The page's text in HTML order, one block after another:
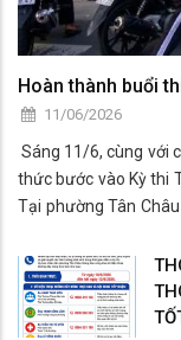
Hoàn thành buổi
11/06/2026
Sáng 11/6, cùng với
thức bước vào Kỳ thi
Tại phường Tân